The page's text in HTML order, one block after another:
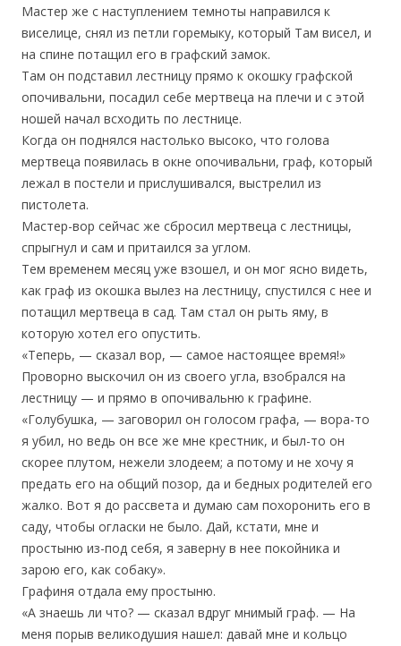
Мастер же с наступлением темноты направился к
виселице, снял из петли горемыку, который Там висел, и
на спине потащил его в графский замок.
Там он подставил лестницу прямо к окошку графской
опочивальни, посадил себе мертвеца на плечи и с этой
ношей начал всходить по лестнице.
Когда он поднялся настолько высоко, что голова
мертвеца появилась в окне опочивальни, граф, который
лежал в постели и прислушивался, выстрелил из
пистолета.
Мастер-вор сейчас же сбросил мертвеца с лестницы,
спрыгнул и сам и притаился за углом.
Тем временем месяц уже взошел, и он мог ясно видеть,
как граф из окошка вылез на лестницу, спустился с нее и
потащил мертвеца в сад. Там стал он рыть яму, в
которую хотел его опустить.
«Теперь, — сказал вор, — самое настоящее время!»
Проворно выскочил он из своего угла, взобрался на
лестницу — и прямо в опочивальню к графине.
«Голубушка, — заговорил он голосом графа, — вора-то
я убил, но ведь он все же мне крестник, и был-то он
скорее плутом, нежели злодеем; а потому и не хочу я
предать его на общий позор, да и бедных родителей его
жалко. Вот я до рассвета и думаю сам похоронить его в
саду, чтобы огласки не было. Дай, кстати, мне и
простыню из-под себя, я заверну в нее покойника и
зарою его, как собаку».
Графиня отдала ему простыню.
«А знаешь ли что? — сказал вдруг мнимый граф. — На
меня порыв великодушия нашел: давай мне и кольцо